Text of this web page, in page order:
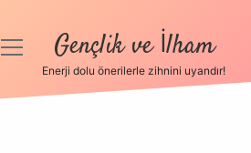
menüyüGençlik ve İlham
Enerji dolu önerilerle zihnini uyandır!